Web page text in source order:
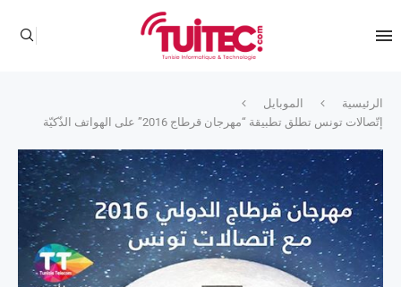
الرئيسية
الموبايل
إتّصالات تونس تطلق تطبيقة “مهرجان قرطاج 2016” على الهواتف الذّكيّة